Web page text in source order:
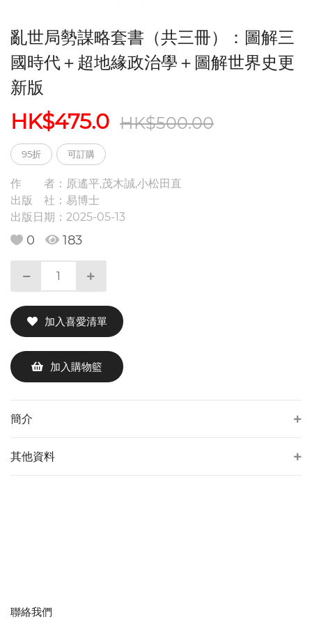
亂世局勢謀略套書（共三冊）：圖解三
國時代＋超地緣政治學＋圖解世界史更
新版
HK$475.0 HK$500.00
95折 可訂購
作 者： 原遙平,茂木誠,小松田直
出版 社： 易博士
出版日期： 2025-05-13
0 183
加入喜愛清單
加入購物籃
簡介
其他資料
聯絡我們